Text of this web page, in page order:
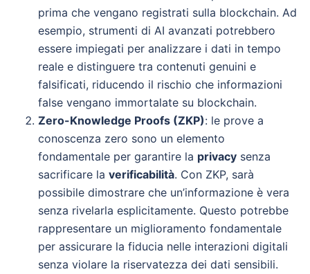
prima che vengano registrati sulla blockchain. Ad
esempio, strumenti di AI avanzati potrebbero
essere impiegati per analizzare i dati in tempo
reale e distinguere tra contenuti genuini e
falsificati, riducendo il rischio che informazioni
false vengano immortalate su blockchain.
Zero-Knowledge Proofs (ZKP): le prove a
conoscenza zero sono un elemento
fondamentale per garantire la privacy senza
sacrificare la verificabilità. Con ZKP, sarà
possibile dimostrare che un’informazione è vera
senza rivelarla esplicitamente. Questo potrebbe
rappresentare un miglioramento fondamentale
per assicurare la fiducia nelle interazioni digitali
senza violare la riservatezza dei dati sensibili.